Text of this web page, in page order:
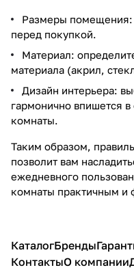
Размеры помещения:
перед покупкой.
Материал:
материала (акрил,
Дизайн интерьера:
гармонично впишется
комнаты.
Таким образом,
позволит вам
ежедневного
комнаты практичным
КаталогБренды
КонтактыО компании